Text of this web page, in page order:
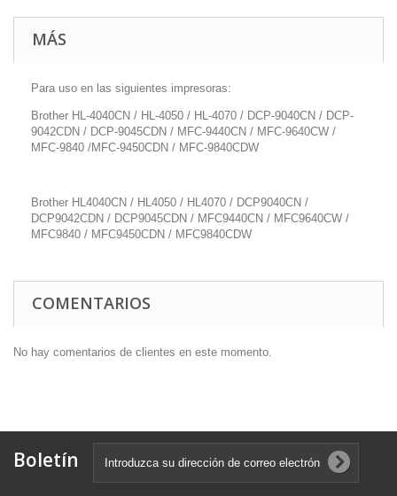
MÁS
Para uso en las siguientes impresoras:
Brother HL-4040CN / HL-4050 / HL-4070 / DCP-9040CN / DCP-
9042CDN / DCP-9045CDN / MFC-9440CN / MFC-9640CW /
MFC-9840 /MFC-9450CDN / MFC-9840CDW
Brother HL4040CN / HL4050 / HL4070 / DCP9040CN /
DCP9042CDN / DCP9045CDN / MFC9440CN / MFC9640CW /
MFC9840 / MFC9450CDN / MFC9840CDW
COMENTARIOS
No hay comentarios de clientes en este momento.
Boletín